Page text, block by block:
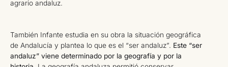
agrario andaluz.
También Infante estudia en su obra la situación geográfica
de Andalucía y plantea lo que es el “ser andaluz”. Este “ser
andaluz” viene determinado por la geografía y por la